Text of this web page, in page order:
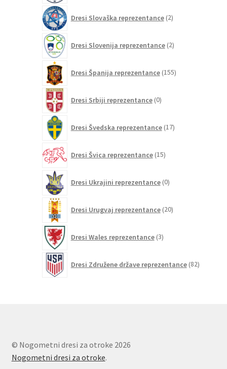
Dresi Slovaška reprezentance 2izdelka
Dresi Slovenija reprezentance 2izdelka
Dresi Španija reprezentance 155izdelkov
Dresi Srbiji reprezentance 0izdelkov
Dresi Švedska reprezentance 17izdelkov
Dresi Švica reprezentance 15izdelkov
Dresi Ukrajini reprezentance 0izdelkov
Dresi Urugvaj reprezentance 20izdelkov
Dresi Wales reprezentance 3izdelki
Dresi Združene države reprezentance 82izdelkov
© Nogometni dresi za otroke 2026
Nogometni dresi za otroke.